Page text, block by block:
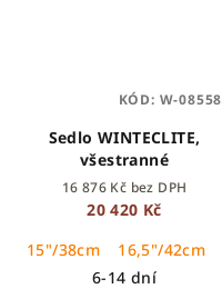
Sedlo WINTECLITE,
všestranné
16 876 Kč bez DPH
20 420 Kč
15"/38cm
16,5"/42cm
6-14 dní
KÓD: W-